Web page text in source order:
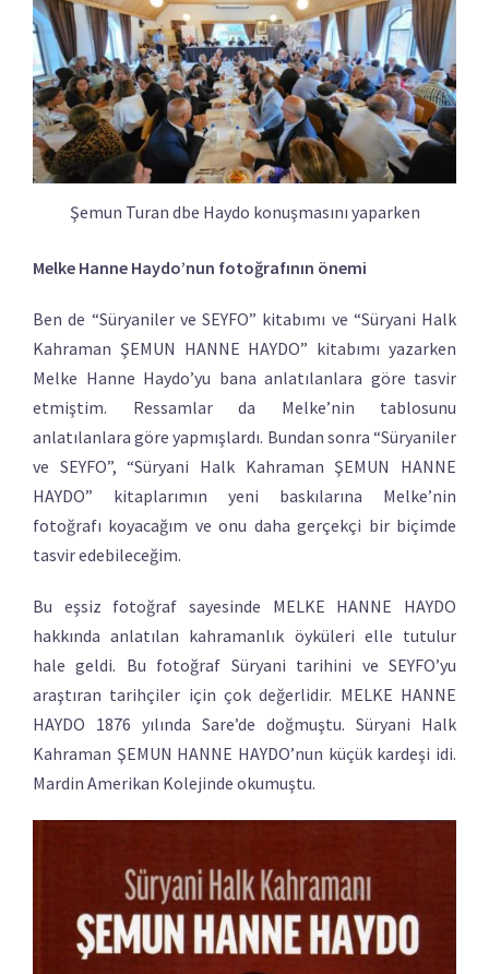
Şemun Turan dbe Haydo konuşmasını yaparken
Melke Hanne Haydo’nun fotoğrafının önemi
Ben de “Süryaniler ve SEYFO” kitabımı ve “Süryani Halk
Kahraman ŞEMUN HANNE HAYDO” kitabımı yazarken
Melke Hanne Haydo’yu bana anlatılanlara göre tasvir
etmiştim. Ressamlar da Melke’nin tablosunu
anlatılanlara göre yapmışlardı. Bundan sonra “Süryaniler
ve SEYFO”, “Süryani Halk Kahraman ŞEMUN HANNE
HAYDO” kitaplarımın yeni baskılarına Melke’nin
fotoğrafı koyacağım ve onu daha gerçekçi bir biçimde
tasvir edebileceğim.
Bu eşsiz fotoğraf sayesinde MELKE HANNE HAYDO
hakkında anlatılan kahramanlık öyküleri elle tutulur
hale geldi. Bu fotoğraf Süryani tarihini ve SEYFO’yu
araştıran tarihçiler için çok değerlidir. MELKE HANNE
HAYDO 1876 yılında Sare’de doğmuştu. Süryani Halk
Kahraman ŞEMUN HANNE HAYDO’nun küçük kardeşi idi.
Mardin Amerikan Kolejinde okumuştu.